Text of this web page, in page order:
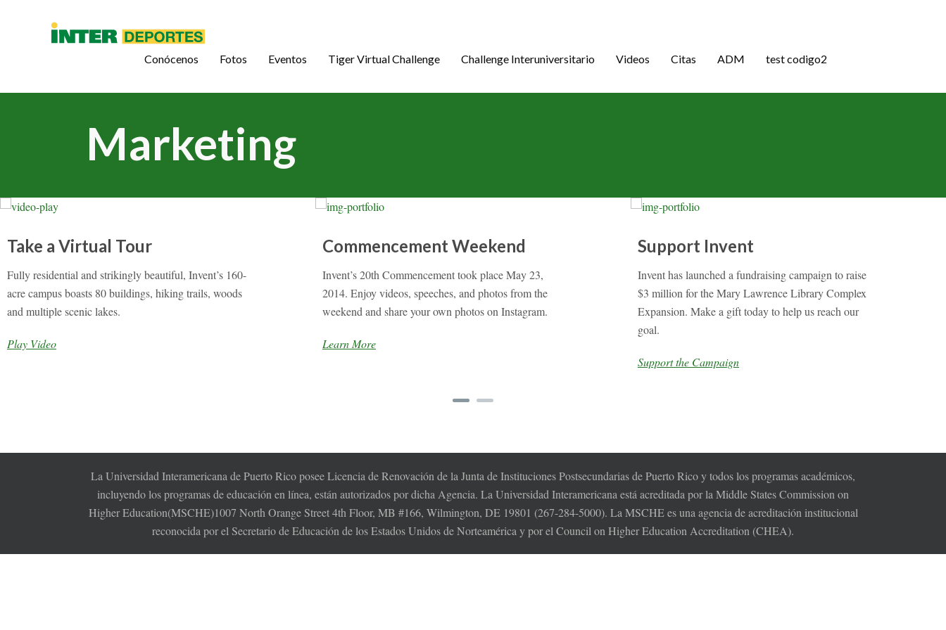
Conócenos Fotos Eventos Tiger Virtual Challenge Challenge Interuniversitario Videos Citas ADM test codigo2
Marketing
Take a Virtual Tour
Fully residential and strikingly beautiful, Invent’s 160-
acre campus boasts 80 buildings, hiking trails, woods
and multiple scenic lakes.
Play Video
Commencement Weekend
Invent’s 20th Commencement took place May 23,
2014. Enjoy videos, speeches, and photos from the
weekend and share your own photos on Instagram.
Learn More
Support Invent
Invent has launched a fundraising campaign to raise
$3 million for the Mary Lawrence Library Complex
Expansion. Make a gift today to help us reach our
goal.
Support the Campaign
La Universidad Interamericana de Puerto Rico posee Licencia de Renovación de la Junta de Instituciones Postsecundarias de Puerto Rico y todos los programas académicos,
incluyendo los programas de educación en línea, están autorizados por dicha Agencia. La Universidad Interamericana está acreditada por la Middle States Commission on
Higher Education(MSCHE)1007 North Orange Street 4th Floor, MB #166, Wilmington, DE 19801 (267-284-5000). La MSCHE es una agencia de acreditación institucional
reconocida por el Secretario de Educación de los Estados Unidos de Norteamérica y por el Council on Higher Education Accreditation (CHEA).